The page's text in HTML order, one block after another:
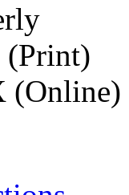
(Print)
(Online)